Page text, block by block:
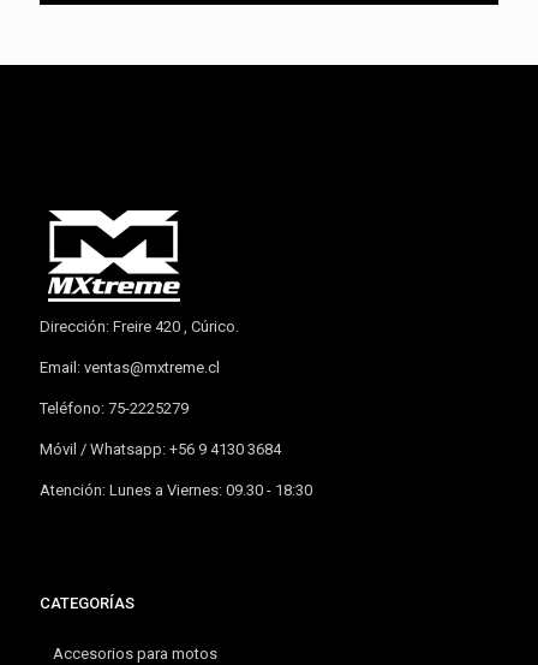
Dirección: Freire 420 , Cúrico.
Email: ventas@mxtreme.cl
Teléfono: 75-2225279
Móvil / Whatsapp: +56 9 4130 3684
Atención: Lunes a Viernes: 09.30 - 18:30
CATEGORÍAS
Accesorios para motos